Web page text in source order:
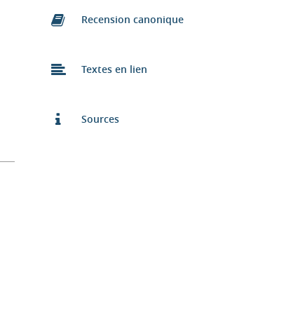
Recension canonique
Textes en lien
Sources